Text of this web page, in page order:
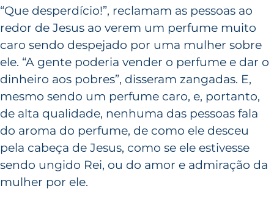
“Que desperdício!”, reclamam as pessoas ao
redor de Jesus ao verem um perfume muito
caro sendo despejado por uma mulher sobre
ele. “A gente poderia vender o perfume e dar o
dinheiro aos pobres”, disseram zangadas. E,
mesmo sendo um perfume caro, e, portanto,
de alta qualidade, nenhuma das pessoas fala
do aroma do perfume, de como ele desceu
pela cabeça de Jesus, como se ele estivesse
sendo ungido Rei, ou do amor e admiração da
mulher por ele.